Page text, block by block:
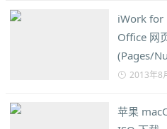
iWork for
Office 网
(Pages/
2013年8
苹果